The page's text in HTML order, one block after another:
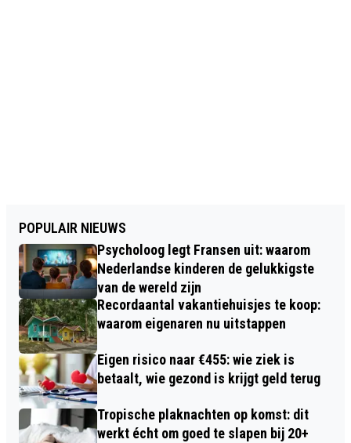
POPULAIR NIEUWS
Psycholoog legt Fransen uit: waarom
Nederlandse kinderen de gelukkigste
van de wereld zijn
Recordaantal vakantiehuisjes te koop:
waarom eigenaren nu uitstappen
Eigen risico naar €455: wie ziek is
betaalt, wie gezond is krijgt geld terug
Tropische plaknachten op komst: dit
werkt écht om goed te slapen bij 20+